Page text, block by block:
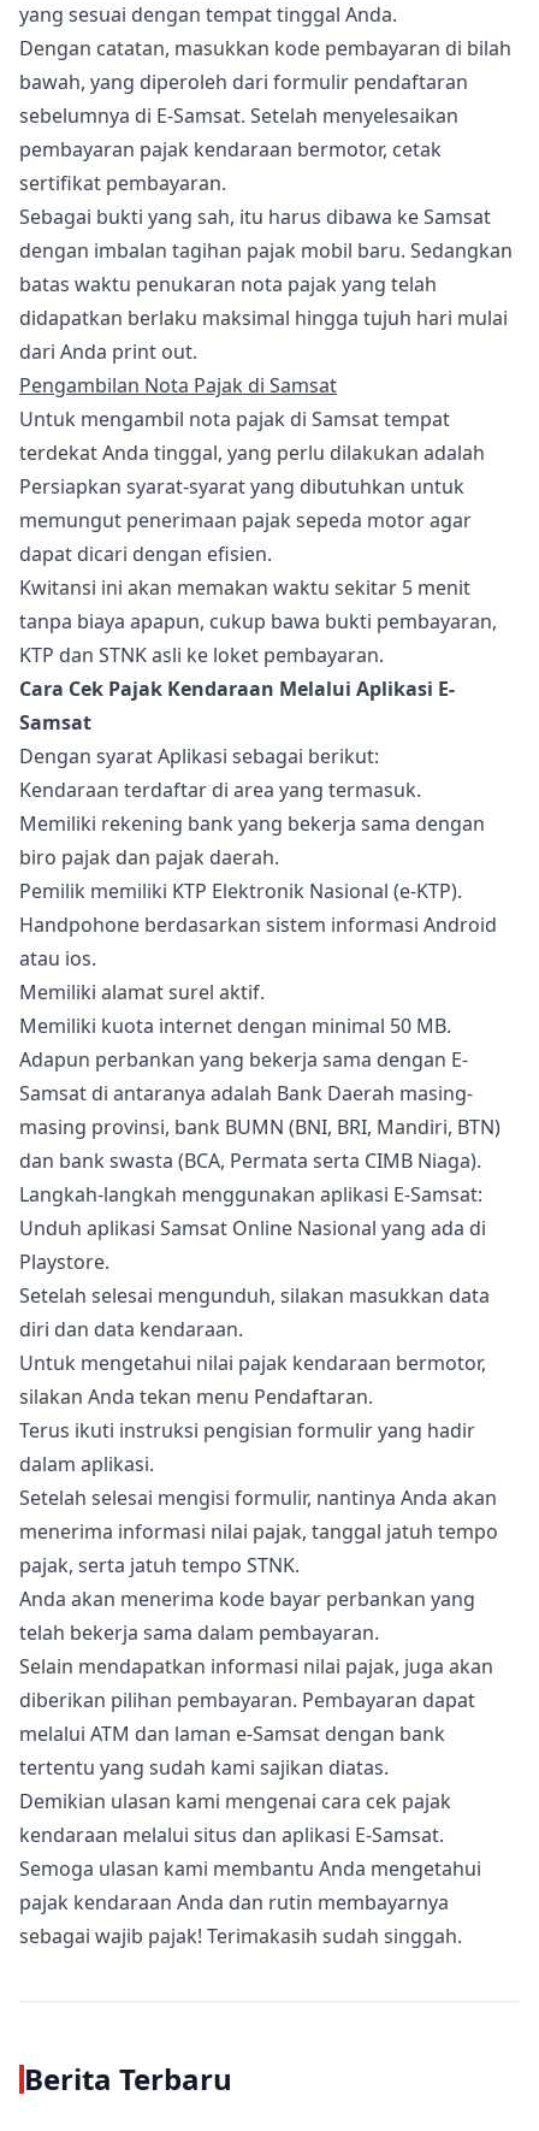
yang sesuai dengan tempat tinggal Anda.
Dengan catatan, masukkan kode pembayaran di bilah
bawah, yang diperoleh dari formulir pendaftaran
sebelumnya di E-Samsat. Setelah menyelesaikan
pembayaran pajak kendaraan bermotor, cetak
sertifikat pembayaran.
Sebagai bukti yang sah, itu harus dibawa ke Samsat
dengan imbalan tagihan pajak mobil baru. Sedangkan
batas waktu penukaran nota pajak yang telah
didapatkan berlaku maksimal hingga tujuh hari mulai
dari Anda print out.
Pengambilan Nota Pajak di Samsat
Untuk mengambil nota pajak di Samsat tempat
terdekat Anda tinggal, yang perlu dilakukan adalah
Persiapkan syarat-syarat yang dibutuhkan untuk
memungut penerimaan pajak sepeda motor agar
dapat dicari dengan efisien.
Kwitansi ini akan memakan waktu sekitar 5 menit
tanpa biaya apapun, cukup bawa bukti pembayaran,
KTP dan STNK asli ke loket pembayaran.
Cara Cek Pajak Kendaraan Melalui Aplikasi E-
Samsat
Dengan syarat Aplikasi sebagai berikut:
Kendaraan terdaftar di area yang termasuk.
Memiliki rekening bank yang bekerja sama dengan
biro pajak dan pajak daerah.
Pemilik memiliki KTP Elektronik Nasional (e-KTP).
Handpohone berdasarkan sistem informasi Android
atau ios.
Memiliki alamat surel aktif.
Memiliki kuota internet dengan minimal 50 MB.
Adapun perbankan yang bekerja sama dengan E-
Samsat di antaranya adalah Bank Daerah masing-
masing provinsi, bank BUMN (BNI, BRI, Mandiri, BTN)
dan bank swasta (BCA, Permata serta CIMB Niaga).
Langkah-langkah menggunakan aplikasi E-Samsat:
Unduh aplikasi Samsat Online Nasional yang ada di
Playstore.
Setelah selesai mengunduh, silakan masukkan data
diri dan data kendaraan.
Untuk mengetahui nilai pajak kendaraan bermotor,
silakan Anda tekan menu Pendaftaran.
Terus ikuti instruksi pengisian formulir yang hadir
dalam aplikasi.
Setelah selesai mengisi formulir, nantinya Anda akan
menerima informasi nilai pajak, tanggal jatuh tempo
pajak, serta jatuh tempo STNK.
Anda akan menerima kode bayar perbankan yang
telah bekerja sama dalam pembayaran.
Selain mendapatkan informasi nilai pajak, juga akan
diberikan pilihan pembayaran. Pembayaran dapat
melalui ATM dan laman e-Samsat dengan bank
tertentu yang sudah kami sajikan diatas.
Demikian ulasan kami mengenai cara cek pajak
kendaraan melalui situs dan aplikasi E-Samsat.
Semoga ulasan kami membantu Anda mengetahui
pajak kendaraan Anda dan rutin membayarnya
sebagai wajib pajak! Terimakasih sudah singgah.
Berita Terbaru